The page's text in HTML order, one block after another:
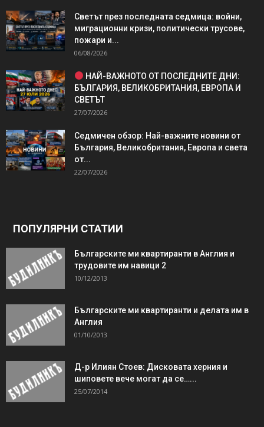
Светът през последната седмица: войни,
миграционни кризи, политически трусове,
пожари и...
06/08/2026
НАЙ-ВАЖНОТО ОТ ПОСЛЕДНИТЕ ДНИ:
БЪЛГАРИЯ, ВЕЛИКОБРИТАНИЯ, ЕВРОПА И
СВЕТЪТ
27/07/2026
Седмичен обзор: Най-важните новини от
България, Великобритания, Европа и света
от...
22/07/2026
ПОПУЛЯРНИ СТАТИИ
Българските ми квартиранти в Англия и
трудовите им навици 2
10/12/2013
Българските ми квартиранти и делата им в
Англия
01/10/2013
Д-р Илиян Стоев: Дисковата херния и
шиповете вече могат да се…...
25/07/2014